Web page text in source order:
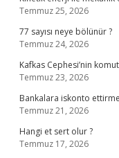
Temmuz 25, 2026
77 sayısı neye bölünür ?
Temmuz 24, 2026
Kafkas Cephesi’nin
Temmuz 23, 2026
Bankalara iskonto
Temmuz 21, 2026
Hangi et sert olur ?
Temmuz 17, 2026